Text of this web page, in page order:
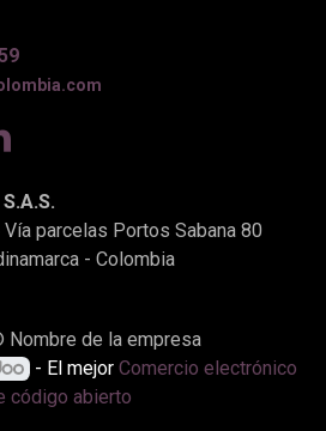
parcelas Portos Sabana 80
- Colombia
Nombre de la empresa
- El mejor Comercio electrónico
código abierto